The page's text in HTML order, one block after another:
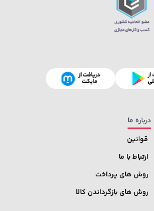
درباره ما
قوانین
ارتباط با ما
روش های پرداخت
روش های بازگرداندن کالا